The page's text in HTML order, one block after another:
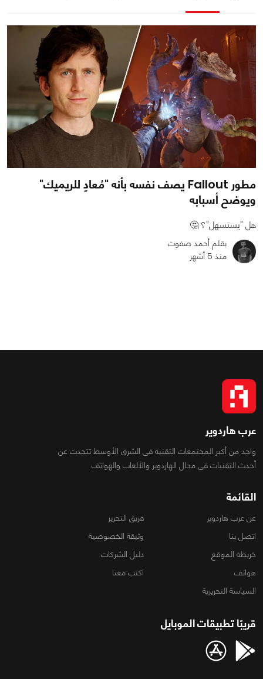
مطور Fallout يصف نفسه بأنه "مُعادٍ للريميك"
ويوضح أسبابه
هل "يستسهل"؟ 🤔
بقلم أحمد صفوت
منذ 5 أشهر
عرب هاردوير
واحد من أكبر المجتمعات التقنية فى الشرق الأوسط تتحدث عن
أحدث التقنيات فى مجال الهاردوير والألعاب والهواتف
القائمة
عن عرب هاردوير
فريق التحرير
اتصل بنا
وثيقة الخصوصية
خريطة الموقع
دليل الشركات
هواتف
اكتب معنا
السياسة التحريرية
قريبًا تطبيقات الموبايل